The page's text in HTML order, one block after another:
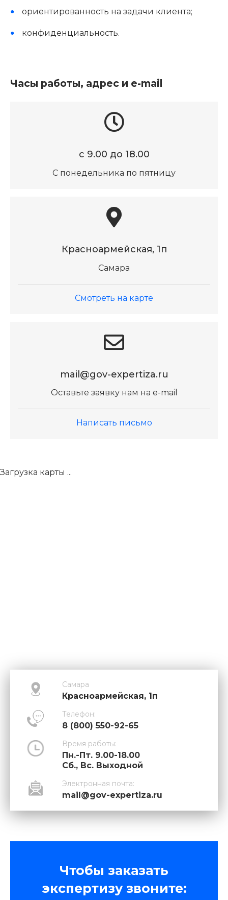
ориентированность на задачи клиента;
конфиденциальность.
Часы работы, адрес и e-mail
с 9.00 до 18.00
С понедельника по пятницу
Красноармейская, 1п
Самара
Смотреть на карте
mail@gov-expertiza.ru
Оставьте заявку нам на e-mail
Написать письмо
Загрузка карты ...
Самара
Красноармейская, 1п
Телефон:
8 (800) 550-92-65
Время работы:
Пн.-Пт. 9.00-18.00
Сб., Вс. Выходной
Электронная почта:
mail@gov-expertiza.ru
Чтобы заказать
экспертизу звоните: